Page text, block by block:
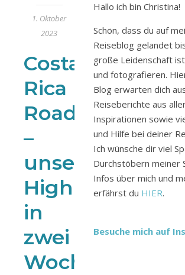
1. Oktober
2023
Costa
Rica
Roadtrip
–
unsere
Highlights
in
zwei
Wochen
Hallo ich bin Christina!
Schön, dass du auf
Reiseblog gelandet
große Leidenschaft
und fotografieren.
Blog erwarten dich
Reiseberichte aus
Inspirationen sowie
und Hilfe bei deiner
Ich wünsche dir viel
Durchstöbern meiner
Infos über mich und
erfährst du HIER.
Besuche mich auf